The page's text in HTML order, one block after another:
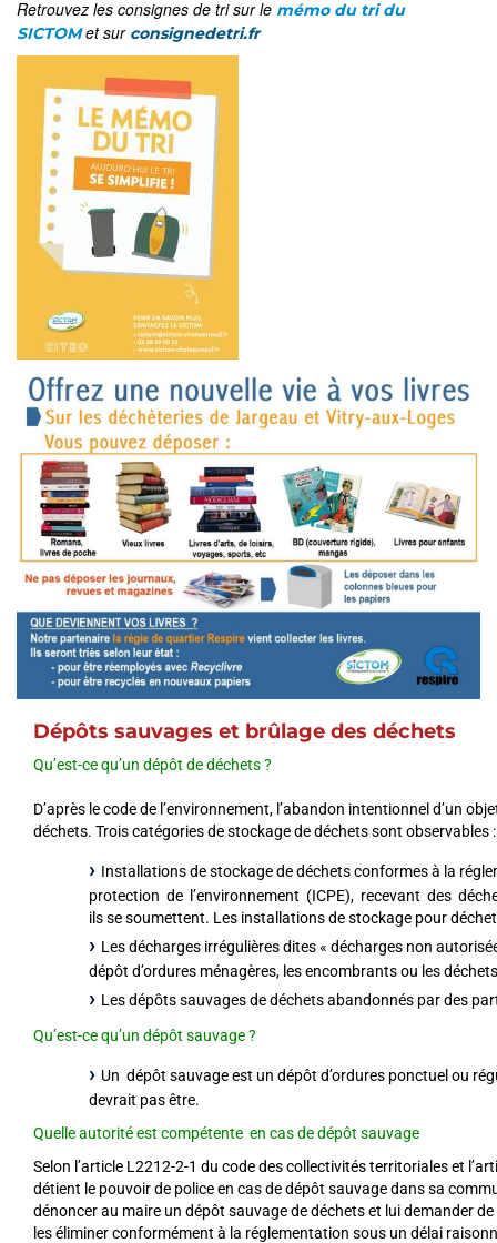
Retrouvez les consignes de tri sur le mémo du tri du
SICTOMet sur consignedetri.fr
Dépôts sauvages et brûlage des déchets
Qu’est-ce qu’un dépôt de déchets ?
D’après le code de l’environnement, l’abandon intentionnel d’un
déchets. Trois catégories de stockage de déchets sont observables
Installations de stockage de déchets conformes à la
protection de l’environnement (ICPE), recevant des
ils se soumettent. Les installations de stockage pour
Les décharges irrégulières dites « décharges non
dépôt d’ordures ménagères, les encombrants ou les
Les dépôts sauvages de déchets abandonnés par des
Qu’est-ce qu’un dépôt sauvage ?
Un dépôt sauvage est un dépôt d’ordures ponctuel ou
devrait pas être.
Quelle autorité est compétente en cas de dépôt sauvage
Selon l’article L2212-2-1 du code des collectivités territoriales et
détient le pouvoir de police en cas de dépôt sauvage dans sa
dénoncer au maire un dépôt sauvage de déchets et lui demander
les éliminer conformément à la réglementation sous un délai